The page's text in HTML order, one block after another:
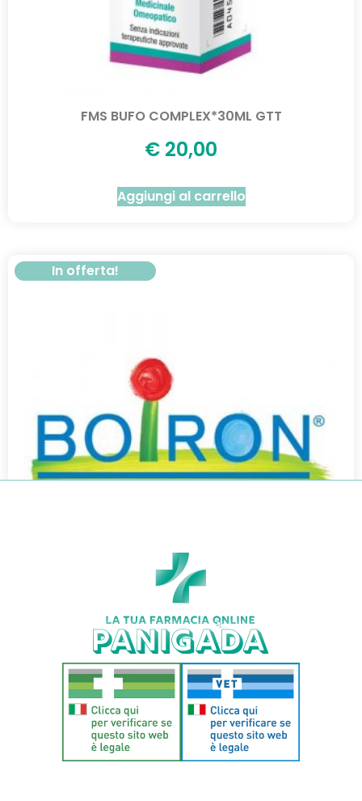
FMS BUFO COMPLEX*30ML GTT
€ 20,00
Aggiungi al carrello
In offerta!
GELSEMIUM SEM BOI*7CH GR 4G
€8,10€6,71
Aggiungi al carrello